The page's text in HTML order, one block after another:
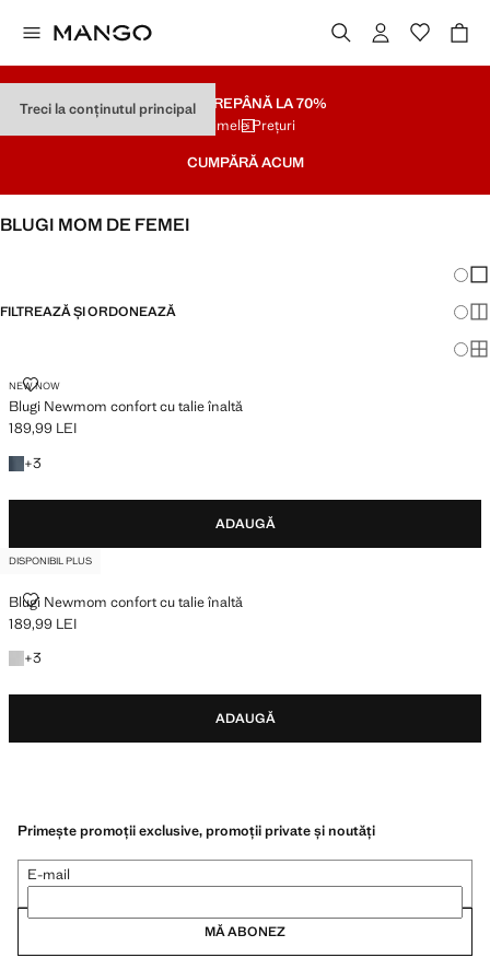
Treci la conținutul principalSOLDAREPÂNĂ LA 70%
Ultimele Prețuri
CUMPĂRĂ ACUM
BLUGI MOM DE FEMEI
FILTREAZĂ ȘI ORDONEAZĂ
NEW NOW
Blugi Newmom confort cu talie înaltă
BLUGI NEWMOM CONFORT CU TALIE ÎNALTĂ
Preț actual [189,99 LEI ]
189,99 LEI
+3
Câteva culori
ADAUGĂ
DISPONIBIL PLUS
Blugi Newmom confort cu talie înaltă
BLUGI NEWMOM CONFORT CU TALIE ÎNALTĂ
Preț actual [189,99 LEI ]
189,99 LEI
+3
Câteva culori
ADAUGĂ
Primește promoții exclusive, promoții private și noutăți
E-mail
MĂ ABONEZ